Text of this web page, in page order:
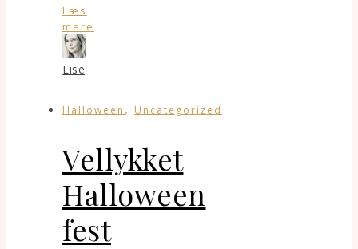
Læs
mere
Lise
Halloween , Uncategorized
Vellykket
Halloween
fest